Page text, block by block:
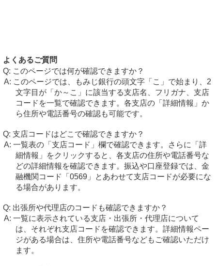
よくあるご質問
このページでは何が確認できますか？
このページでは、もみじ銀行の頭文字「こ」で始まり、2
文字目が「か～こ」に該当する支店名、フリガナ、支店
コードを一覧で確認できます。各支店の「詳細情報」か
ら住所や電話番号の確認も可能です。
支店コードはどこで確認できますか？
一覧表の「支店コード」欄で確認できます。さらに「詳
細情報」をクリックすると、各支店の住所や電話番号な
どの詳細情報を確認できます。振込や口座登録では、金
融機関コード「0569」とあわせて支店コードが必要にな
る場合があります。
出張所や代理店のコードも確認できますか？
一覧に表示されている支店・出張所・代理店について
は、それぞれ支店コードを確認できます。詳細情報ペー
ジがある場合は、住所や電話番号などもご確認いただけ
ます。